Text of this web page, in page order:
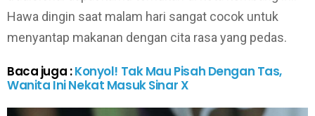
Hawa dingin saat malam hari sangat cocok untuk
menyantap makanan dengan cita rasa yang pedas.
Baca juga :Konyol! Tak Mau Pisah Dengan Tas,
Wanita Ini Nekat Masuk Sinar X